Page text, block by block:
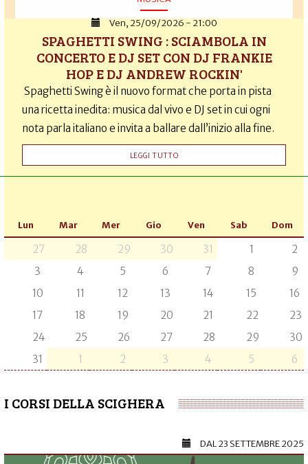
Ven, 25/09/2026 - 21:00
SPAGHETTI SWING : SCIAMBOLA IN
CONCERTO E DJ SET CON DJ FRANKIE
HOP E DJ ANDREW ROCKIN'
Spaghetti Swing è il nuovo format che porta in pista
una ricetta inedita: musica dal vivo e DJ set in cui ogni
nota parla italiano e invita a ballare dall’inizio alla fine.
LEGGI TUTTO
Lun Mar Mer Gio Ven Sab Dom
27 28 29 30 31 1
2
3
4 5 6 7 8
9
10
11 12 13 14 15
16
17
18 19 20 21 22
23
24
25 26 27 28 29
30
31
1 2 3 4 5 6
I CORSI DELLA SCIGHERA
DAL23 SETTEMBRE 2025